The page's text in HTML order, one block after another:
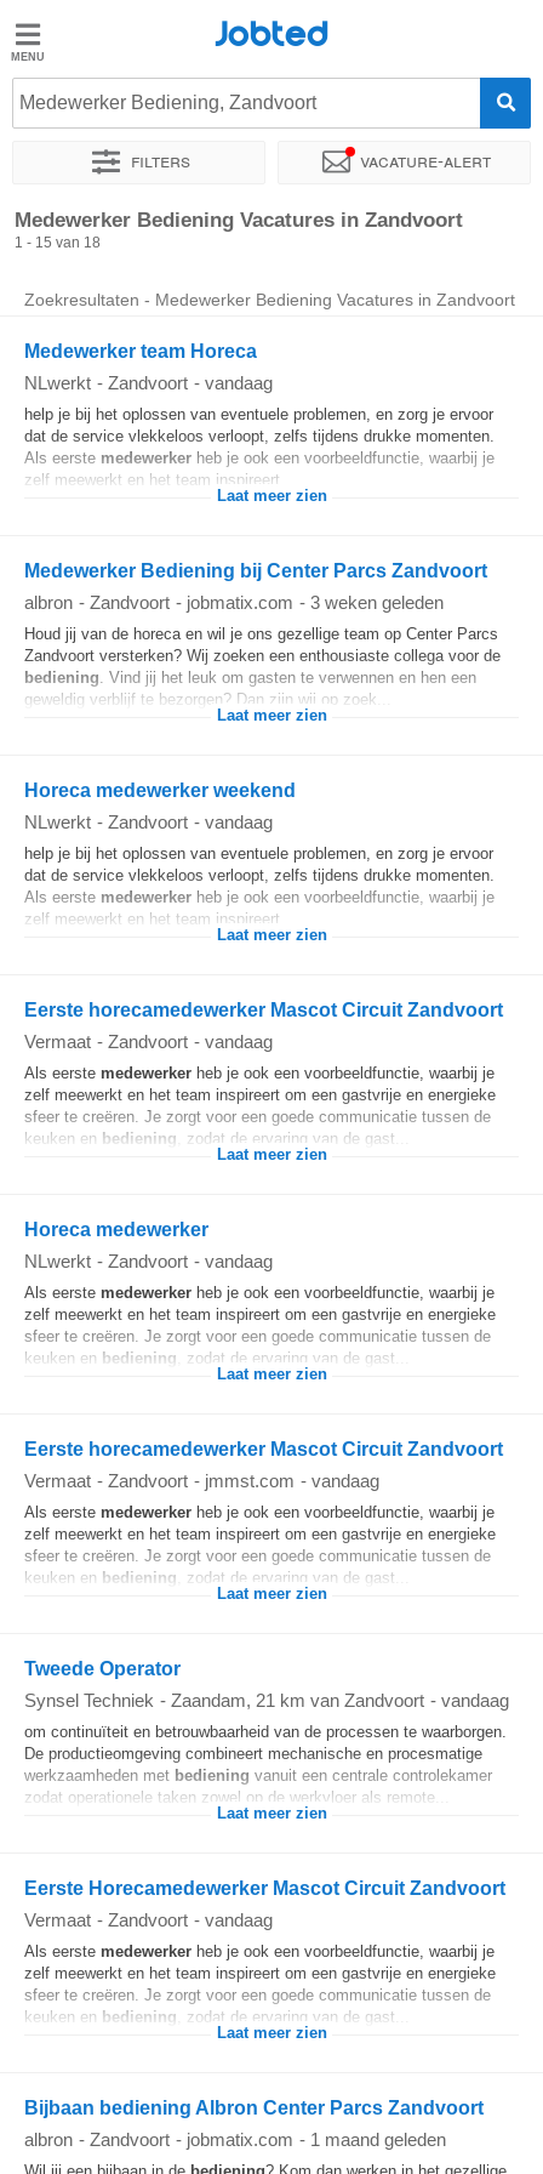
Jobted
Vacatures
Salarissen
Jobted
Medewerker Bediening, Zandvoort
Filters Vacature-alert
Sorteer op Exacte locatie Bedrijf Soort dienstverband
Medewerker Bediening Vacatures in Zandvoort
1 - 15 van 18
Zoekresultaten - Medewerker Bediening Vacatures in Zandvoort
Medewerker team Horeca
NLwerkt - Zandvoort - vandaag
help je bij het oplossen van eventuele problemen, en zorg je ervoor
dat de service vlekkeloos verloopt, zelfs tijdens drukke momenten.
Als eerste medewerker heb je ook een voorbeeldfunctie, waarbij je
zelf meewerkt en het team inspireert...
Laat meer zien
Medewerker Bediening bij Center Parcs Zandvoort
albron - Zandvoort - jobmatix.com - 3 weken geleden
Houd jij van de horeca en wil je ons gezellige team op Center Parcs
Zandvoort versterken? Wij zoeken een enthousiaste collega voor de
bediening. Vind jij het leuk om gasten te verwennen en hen een
geweldig verblijf te bezorgen? Dan zijn wij op zoek...
Laat meer zien
Horeca medewerker weekend
NLwerkt - Zandvoort - vandaag
help je bij het oplossen van eventuele problemen, en zorg je ervoor
dat de service vlekkeloos verloopt, zelfs tijdens drukke momenten.
Als eerste medewerker heb je ook een voorbeeldfunctie, waarbij je
zelf meewerkt en het team inspireert...
Laat meer zien
Eerste horecamedewerker Mascot Circuit Zandvoort
Vermaat - Zandvoort - vandaag
Als eerste medewerker heb je ook een voorbeeldfunctie, waarbij je
zelf meewerkt en het team inspireert om een gastvrije en energieke
sfeer te creëren. Je zorgt voor een goede communicatie tussen de
keuken en bediening , zodat de ervaring van de gast...
Laat meer zien
Horeca medewerker
NLwerkt - Zandvoort - vandaag
Als eerste medewerker heb je ook een voorbeeldfunctie, waarbij je
zelf meewerkt en het team inspireert om een gastvrije en energieke
sfeer te creëren. Je zorgt voor een goede communicatie tussen de
keuken en bediening , zodat de ervaring van de gast...
Laat meer zien
Eerste horecamedewerker Mascot Circuit Zandvoort
Vermaat - Zandvoort - jmmst.com - vandaag
Als eerste medewerker heb je ook een voorbeeldfunctie, waarbij je
zelf meewerkt en het team inspireert om een gastvrije en energieke
sfeer te creëren. Je zorgt voor een goede communicatie tussen de
keuken en bediening , zodat de ervaring van de gast...
Laat meer zien
Tweede Operator
Synsel Techniek - Zaandam, 21 km van Zandvoort - vandaag
om continuïteit en betrouwbaarheid van de processen te waarborgen.
De productieomgeving combineert mechanische en procesmatige
werkzaamheden met bediening vanuit een centrale controlekamer
zodat operationele taken zowel op de werkvloer als remote...
Laat meer zien
Eerste Horecamedewerker Mascot Circuit Zandvoort
Vermaat - Zandvoort - vandaag
Als eerste medewerker heb je ook een voorbeeldfunctie, waarbij je
zelf meewerkt en het team inspireert om een gastvrije en energieke
sfeer te creëren. Je zorgt voor een goede communicatie tussen de
keuken en bediening , zodat de ervaring van de gast...
Laat meer zien
Bijbaan bediening Albron Center Parcs Zandvoort
albron - Zandvoort - jobmatix.com - 1 maand geleden